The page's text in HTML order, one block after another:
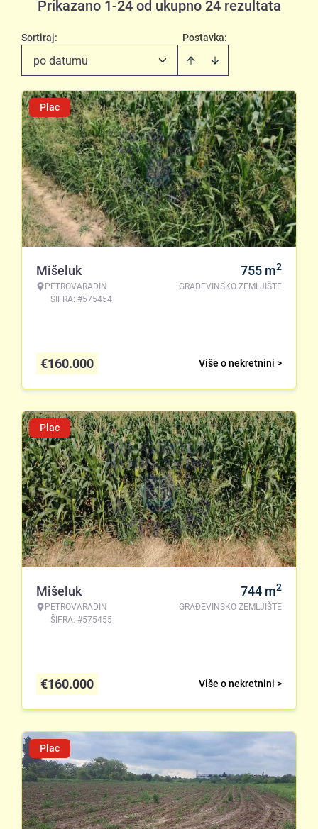
Prikazano 1-24 od ukupno 24 rezultata
Postavka:
Sortiraj:
po datumu
Plac
Mišeluk
PETROVARADIN
ŠIFRA: #575454
755 m2
GRAĐEVINSKO ZEMLJIŠTE
Više o nekretnini >
€160.000
Plac
Mišeluk
PETROVARADIN
ŠIFRA: #575455
744 m2
GRAĐEVINSKO ZEMLJIŠTE
Više o nekretnini >
€160.000
Plac